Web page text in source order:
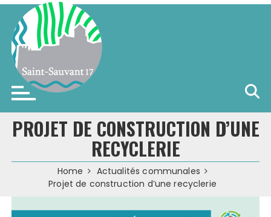
Skip
content
Saint-Sauvant (17)
PROJET DE CONSTRUCTION D’UNE
RECYCLERIE
Home
Actualités communales
Projet de construction d’une recyclerie